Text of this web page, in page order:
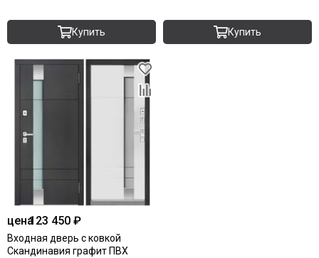
Купить Купить
цена123 450 ₽
Входная дверь с ковкой
Скандинавия графит ПВХ